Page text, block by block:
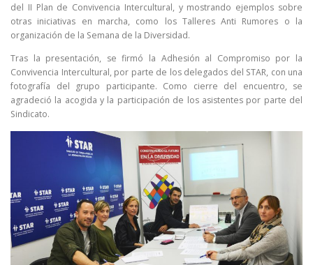
del II Plan de Convivencia Intercultural, y mostrando ejemplos sobre
otras iniciativas en marcha, como los Talleres Anti Rumores o la
organización de la Semana de la Diversidad.
Tras la presentación, se firmó la Adhesión al Compromiso por la
Convivencia Intercultural, por parte de los delegados del STAR, con una
fotografía del grupo participante. Como cierre del encuentro, se
agradeció la acogida y la participación de los asistentes por parte del
Sindicato.